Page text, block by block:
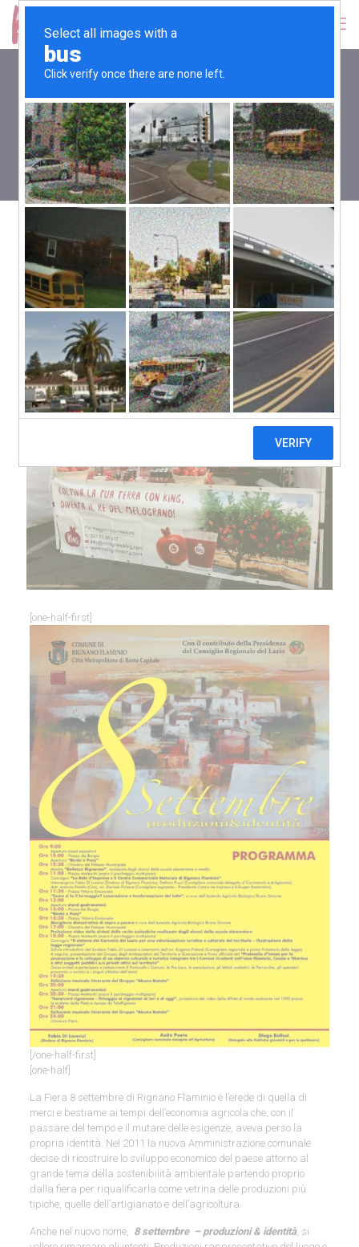
Fiera 8 settembre, produzioni &
identità… King Company
Presente!
[one-half-first]
[/one-half-first]
[one-half]
La Fiera 8 settembre di Rignano Flaminio è l’erede di quella di
merci e bestiame ai tempi dell’economia agricola che, con il
passare del tempo e il mutare delle esigenze, aveva perso la
propria identità. Nel 2011 la nuova Amministrazione comunale
decise di ricostruire lo sviluppo economico del paese attorno al
grande tema della sostenibilità ambientale partendo proprio
dalla fiera per riqualificarla come vetrina delle produzioni più
tipiche, quelle dell’artigianato e dell’agricoltura.
Anche nel nuovo nome, 8 settembre – produzioni & identità, si